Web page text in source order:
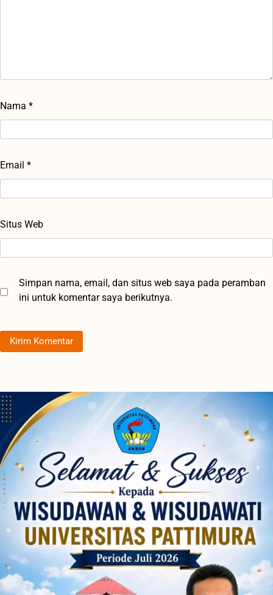
Nama *
Email *
Situs Web
Simpan nama, email, dan situs web saya pada peramban
ini untuk komentar saya berikutnya.